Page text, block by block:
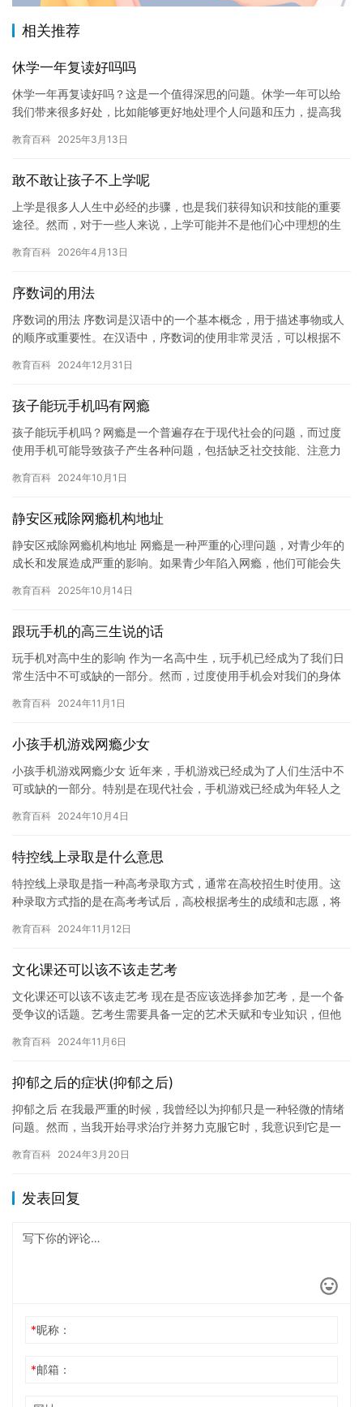
相关推荐
休学一年复读好吗吗
休学一年再复读好吗？这是一个值得深思的问题。休学一年可以给
我们带来很多好处，比如能够更好地处理个人问题和压力，提高我
也需要…
教育百科 2025年3月13日
敢不敢让孩子不上学呢
上学是很多人人生中必经的步骤，也是我们获得知识和技能的重要
途径。然而，对于一些人来说，上学可能并不是他们心中理想的生
现自己…
教育百科 2026年4月13日
序数词的用法
序数词的用法 序数词是汉语中的一个基本概念，用于描述事物或人
的顺序或重要性。在汉语中，序数词的使用非常灵活，可以根据不
括常…
教育百科 2024年12月31日
孩子能玩手机吗有网瘾
孩子能玩手机吗？网瘾是一个普遍存在于现代社会的问题，而过度
使用手机可能导致孩子产生各种问题，包括缺乏社交技能、注意力
适度…
教育百科 2024年10月1日
静安区戒除网瘾机构地址
静安区戒除网瘾机构地址 网瘾是一种严重的心理问题，对青少年的
成长和发展造成严重的影响。如果青少年陷入网瘾，他们可能会失
帮助…
教育百科 2025年10月14日
跟玩手机的高三生说的话
玩手机对高中生的影响 作为一名高中生，玩手机已经成为了我们日
常生活中不可或缺的一部分。然而，过度使用手机会对我们的身体
对高…
教育百科 2024年11月1日
小孩手机游戏网瘾少女
小孩手机游戏网瘾少女 近年来，手机游戏已经成为了人们生活中不
可或缺的一部分。特别是在现代社会，手机游戏已经成为年轻人之
响，…
教育百科 2024年10月4日
特控线上录取是什么意思
特控线上录取是指一种高考录取方式，通常在高校招生时使用。这
种录取方式指的是在高考考试后，高校根据考生的成绩和志愿，将
同，特…
教育百科 2024年11月12日
文化课还可以该不该走艺考
文化课还可以该不该走艺考 现在是否应该选择参加艺考，是一个备
受争议的话题。艺考生需要具备一定的艺术天赋和专业知识，但他
的学…
教育百科 2024年11月6日
抑郁之后的症状(抑郁之后)
抑郁之后 在我最严重的时候，我曾经以为抑郁只是一种轻微的情绪
问题。然而，当我开始寻求治疗并努力克服它时，我意识到它是一
情…
教育百科 2024年3月20日
发表回复
*昵称：
*邮箱：